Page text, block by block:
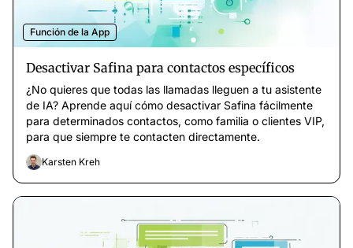
Función de la App
Desactivar Safina para contactos específicos
¿No quieres que todas las llamadas lleguen a tu asistente
de IA? Aprende aquí cómo desactivar Safina fácilmente
para determinados contactos, como familia o clientes VIP,
para que siempre te contacten directamente.
Karsten Kreh